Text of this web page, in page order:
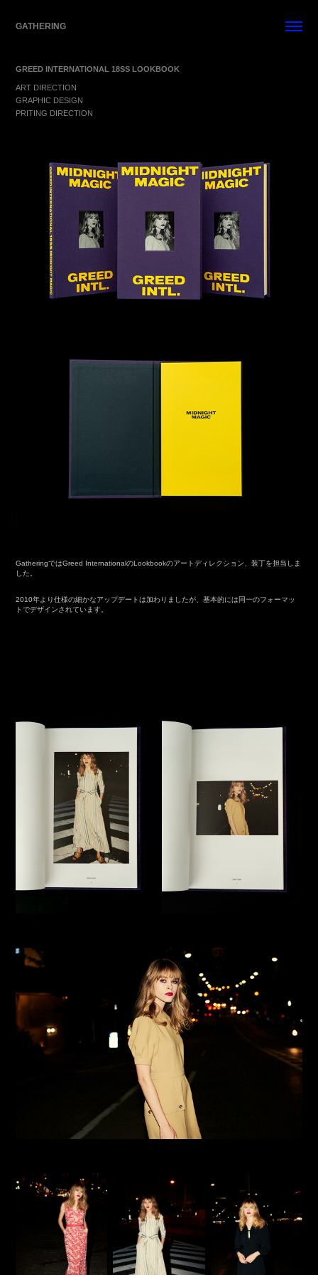
GATHERING
GREED INTERNATIONAL 18SS LOOKBOOK
ART DIRECTION
GRAPHIC DESIGN
PRITING DIRECTION
GatheringではGreed InternationalのLookbookのアートディレクション、装丁を担当しま
した。
2010年より仕様の細かなアップデートは加わりましたが、基本的には同一のフォーマッ
トでデザインされています。